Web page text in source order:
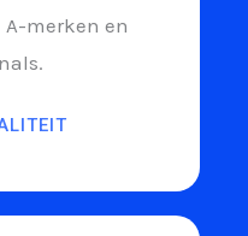
A-merken en